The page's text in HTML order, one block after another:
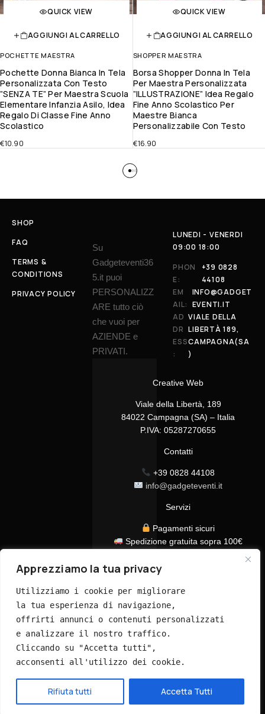
Apprezziamo la tua privacy
Utilizziamo i cookie per migliorare
la tua esperienza di navigazione,
offrirti annunci o contenuti personalizzati
e analizzare il nostro traffico.
Cliccando su "Accetta tutti",
acconsenti all'utilizzo dei cookie.
Rifiuta tutti Accetta Tutti
QUICK VIEW
AGGIUNGI AL CARRELLO
POCHETTE MAESTRA
Pochette Donna Bianca In Tela
Personalizzata Con Testo
”SENZA TE” Per Maestra Scuola
Elementare Infanzia Asilo, Idea
Regalo Di Classe Fine Anno
Scolastico
€10.90
QUICK VIEW
AGGIUNGI AL CARRELLO
SHOPPER MAESTRA
Borsa Shopper Donna In Tela
Per Maestra Personalizzata
”ILLUSTRAZIONE” Idea Regalo
Fine Anno Scolastico Per
Maestre Bianca
Personalizzabile Con Testo
€16.90
SHOP
FAQ
TERMS &
CONDITIONS
PRIVACY POLICY
Su
Gadgeteventi36
5.it puoi
PERSONALIZZ
ARE tutto ciò
che vuoi per
AZIENDE e
PRIVATI.
Creative Web
Viale della Libertà, 189
84022 Campagna (SA) – Italia
P.IVA: 05287270655
Contatti
+39 0828 44108
info@gadgeteventi.it
Servizi
Pagamenti sicuri
Spedizione gratuita sopra 100€
Assistenza clienti dedicata
LUNEDI - VENERDI
09:00 18:00
PHON
E:
+39 0828
44108
EM
AIL:
INFO@GADGET
EVENTI.IT
AD
DR
ESS
:
VIALE DELLA
LIBERTÀ 189,
CAMPAGNA(SA
)
© 2026 GadgetEventi365.it - Tutti i diritti riservati
Hai bisogno di aiuto?